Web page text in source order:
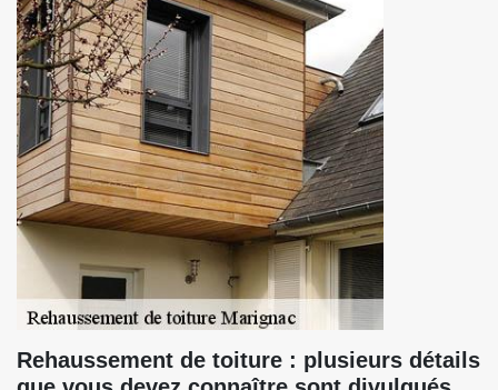
Rehaussement de toiture : plusieurs détails